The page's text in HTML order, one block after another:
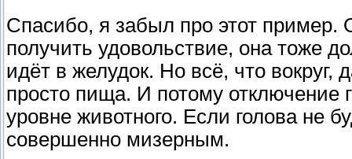
Спасибо, я забыл про этот пример.
получить удовольствие, она тоже
идёт в желудок. Но всё, что вокруг,
просто пища. И потому отключение
уровне животного. Если голова не
совершенно мизерным.